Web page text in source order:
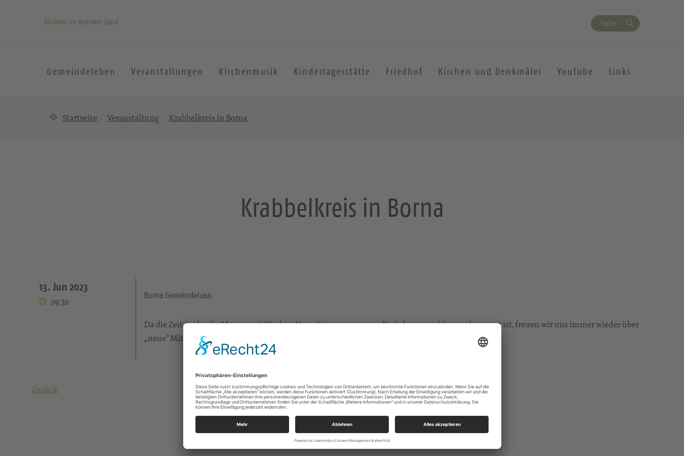
Kirchen im Bornaer Land Suche
Gemeindeleben Veranstaltungen Kirchenmusik Kindertagesstätte Friedhof Kirchen und Denkmäler YouTube Links
Startseite Veranstaltung Krabbelkreis in Borna
Krabbelkreis in Borna
13. Jun 2023
09:30
Borna Gemeindehaus
Da die Zeit, in der die Mamas mit Kindern Vormittags zu unserem Kreis kommen können, begrenzt ist, freuen wir uns immer wieder über
„neue“ Mitstreiter(innen), sagt es bitte weiter! Alle sind herzlich eingeladen!
Zurück